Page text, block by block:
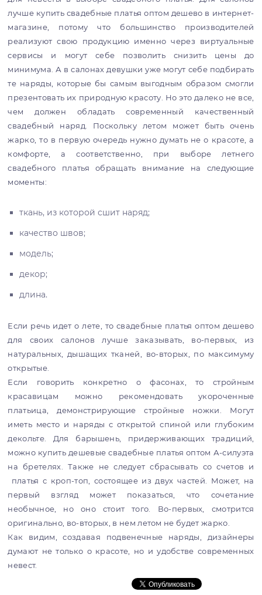
лучше купить свадебные платья оптом дешево в интернет-
магазине, потому что большинство производителей
реализуют свою продукцию именно через виртуальные
сервисы и могут себе позволить снизить цены до
минимума. А в салонах девушки уже могут себе подбирать
те наряды, которые бы самым выгодным образом смогли
презентовать их природную красоту. Но это далеко не все,
чем должен обладать современный качественный
свадебный наряд. Поскольку летом может быть очень
жарко, то в первую очередь нужно думать не о красоте, а
комфорте, а соответственно, при выборе летнего
свадебного платья обращать внимание на следующие
моменты:
ткань, из которой сшит наряд;
качество швов;
модель;
декор;
длина.
Если речь идет о лете, то свадебные платья оптом дешево
для своих салонов лучше заказывать, во-первых, из
натуральных, дышащих тканей, во-вторых, по максимуму
открытые.
Если говорить конкретно о фасонах, то стройным
красавицам можно рекомендовать укороченные
платьица, демонстрирующие стройные ножки. Могут
иметь место и наряды с открытой спиной или глубоким
декольте. Для барышень, придерживающих традиций,
можно купить дешевые свадебные платья оптом А-силуэта
на бретелях. Также не следует сбрасывать со счетов и
платья с кроп-топ, состоящее из двух частей. Может, на
первый взгляд может показаться, что сочетание
необычное, но оно стоит того. Во-первых, смотрится
оригинально, во-вторых, в нем летом не будет жарко.
Как видим, создавая подвенечные наряды, дизайнеры
думают не только о красоте, но и удобстве современных
невест.